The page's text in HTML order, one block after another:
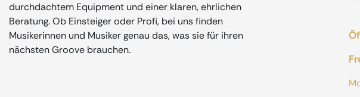
durchdachtem Equipment und einer klaren, ehrlichen
Beratung. Ob Einsteiger oder Profi, bei uns finden
Musikerinnen und Musiker genau das, was sie für ihren
nächsten Groove brauchen.